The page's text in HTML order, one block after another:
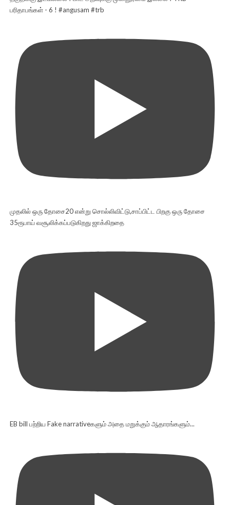
பரிதாபங்கள் - 6 ! #angusam #trb
முதலில் ஒரு தோசை20 என்று சொல்லிவிட்டு,சாப்பிட்ட பிறகு ஒரு தோசை
35ரூபாய் வசூலிக்கப்படுகிறது ஜாக்கிறதை
EB bill பற்றிய Fake narrativeகளும் அதை மறுக்கும் ஆதாரங்களும்...